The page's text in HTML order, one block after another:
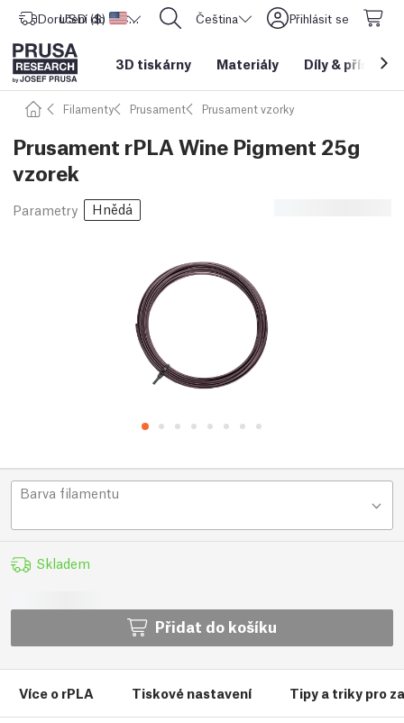
Doručení do Spojené státy americké
USD ($) CORE One L: Nyní skladem! Čeština Přihlásit se
3D tiskárny Materiály Díly &
Filamenty Prusament Prusament vzorky
Prusament rPLA Wine Pigment 25g
vzorek
Parametry Hnědá
Barva filamentu
Skladem
Přidat do košíku
Více o rPLA Tiskové nastavení Tipy a triky pro